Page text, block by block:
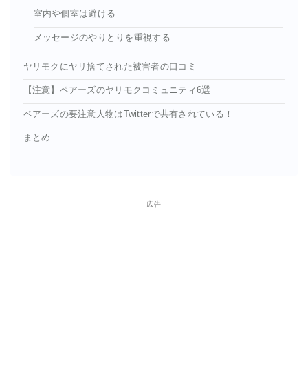
室内や個室は避ける
メッセージのやりとりを重視する
ヤリモクにヤリ捨てされた被害者の口コミ
【注意】ペアーズのヤリモクコミュニティ6選
ペアーズの要注意人物はTwitterで共有されている！
まとめ
広告